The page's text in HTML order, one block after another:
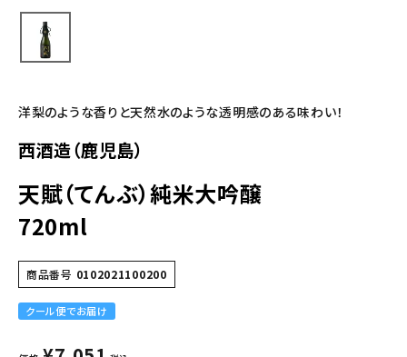
洋梨のような香りと天然水のような透明感のある味わい！
西酒造（鹿児島）
天賦（てんぶ）純米大吟醸
720ml
商品番号 0102021100200
クール便でお届け